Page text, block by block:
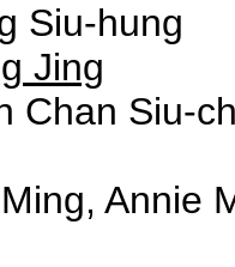
Siu-hung
Jing
Chan Siu-
, Annie